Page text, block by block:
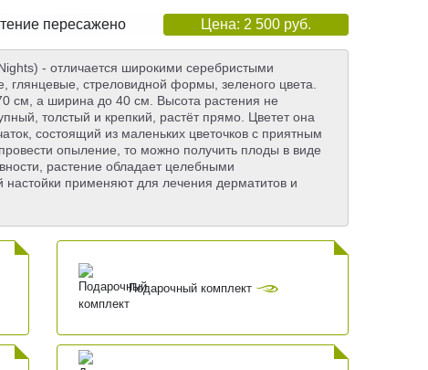
пересажено Цена: 2 500 руб.
- отличается широкими серебристыми
глянцевые, стреловидной формы, зеленого цвета.
см, а ширина до 40 см. Высота растения не
толстый и крепкий, растёт прямо. Цветет она
состоящий из маленьких цветочков с приятным
опыление, то можно получить плоды в виде
растение обладает целебными
настойки применяют для лечения дерматитов и
Подарочный комплект